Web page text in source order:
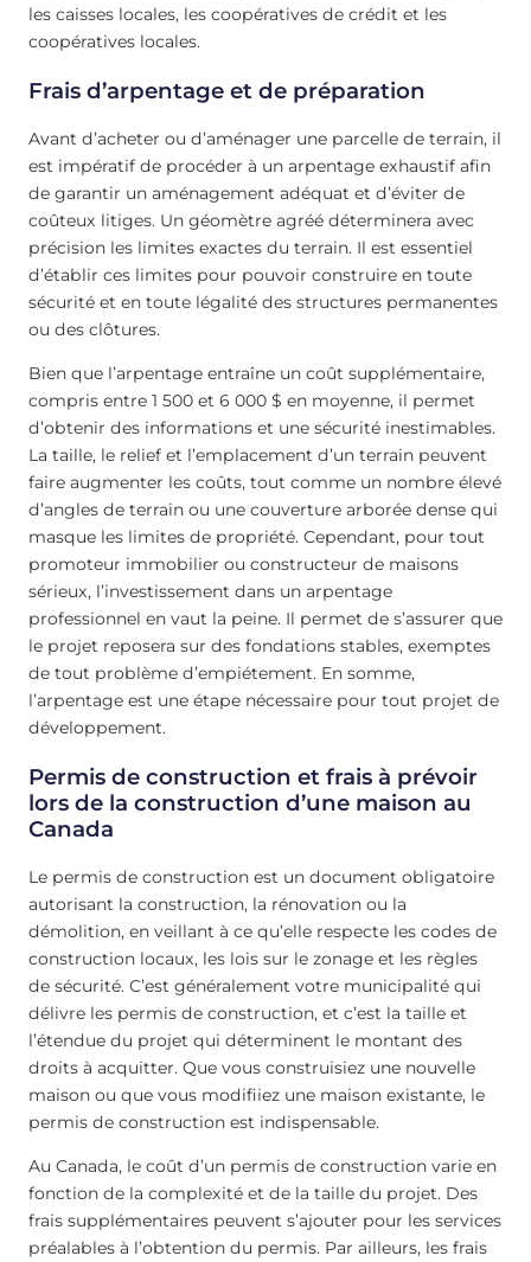
les caisses locales, les coopératives de crédit et les
coopératives locales.
Frais d’arpentage et de préparation
Avant d’acheter ou d’aménager une parcelle de terrain, il
est impératif de procéder à un arpentage exhaustif afin
de garantir un aménagement adéquat et d’éviter de
coûteux litiges. Un géomètre agréé déterminera avec
précision les limites exactes du terrain. Il est essentiel
d’établir ces limites pour pouvoir construire en toute
sécurité et en toute légalité des structures permanentes
ou des clôtures.
Bien que l’arpentage entraîne un coût supplémentaire,
compris entre 1 500 et 6 000 $ en moyenne, il permet
d’obtenir des informations et une sécurité inestimables.
La taille, le relief et l’emplacement d’un terrain peuvent
faire augmenter les coûts, tout comme un nombre élevé
d’angles de terrain ou une couverture arborée dense qui
masque les limites de propriété. Cependant, pour tout
promoteur immobilier ou constructeur de maisons
sérieux, l’investissement dans un arpentage
professionnel en vaut la peine. Il permet de s’assurer que
le projet reposera sur des fondations stables, exemptes
de tout problème d’empiétement. En somme,
l’arpentage est une étape nécessaire pour tout projet de
développement.
Permis de construction et frais à prévoir
lors de la construction d’une maison au
Canada
Le permis de construction est un document obligatoire
autorisant la construction, la rénovation ou la
démolition, en veillant à ce qu’elle respecte les codes de
construction locaux, les lois sur le zonage et les règles
de sécurité. C’est généralement votre municipalité qui
délivre les permis de construction, et c’est la taille et
l’étendue du projet qui déterminent le montant des
droits à acquitter. Que vous construisiez une nouvelle
maison ou que vous modifiiez une maison existante, le
permis de construction est indispensable.
Au Canada, le coût d’un permis de construction varie en
fonction de la complexité et de la taille du projet. Des
frais supplémentaires peuvent s’ajouter pour les services
préalables à l’obtention du permis. Par ailleurs, les frais